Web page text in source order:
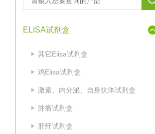
ELISA试剂盒
其它Elisa试剂盒
鸡Elisa试剂盒
激素、内分泌、自身抗体试剂盒
肿瘤试剂盒
肝纤试剂盒